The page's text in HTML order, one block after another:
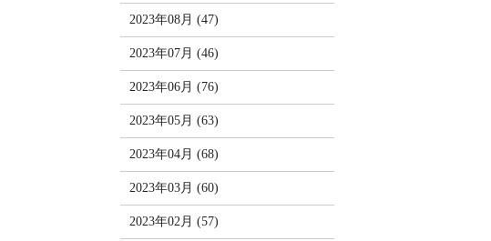
2023年08月 (47)
2023年07月 (46)
2023年06月 (76)
2023年05月 (63)
2023年04月 (68)
2023年03月 (60)
2023年02月 (57)